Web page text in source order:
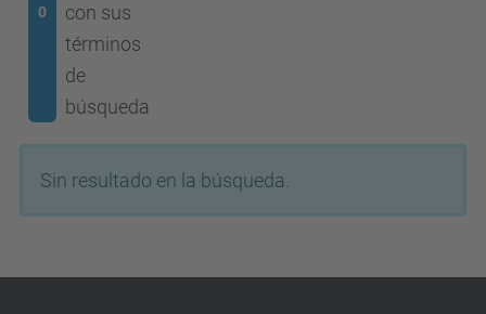
0
con sus
términos
de
búsqueda
Sin resultado en la búsqueda.